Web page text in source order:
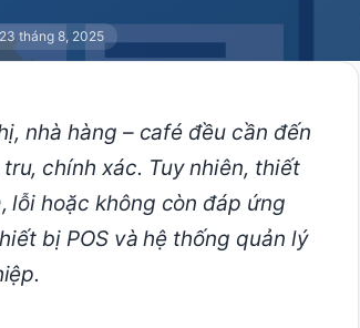
tháng 8, 2025
nhà hàng – café đều cần đến
chính xác. Tuy nhiên, thiết
lỗi hoặc không còn đáp ứng
bị POS và hệ thống quản lý